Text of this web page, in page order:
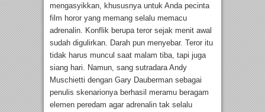
mengasyikkan, khususnya untuk Anda pecinta
film horor yang memang selalu memacu
adrenalin. Konflik berupa teror sejak menit awal
sudah digulirkan. Darah pun menyebar. Teror itu
tidak harus muncul saat malam tiba, tapi juga
siang hari. Namun, sang sutradara Andy
Muschietti dengan Gary Dauberman sebagai
penulis skenarionya berhasil meramu beragam
elemen peredam agar adrenalin tak selalu